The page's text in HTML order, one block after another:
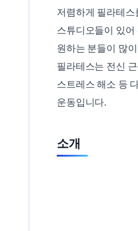
저렴하게 필라테스
스튜디오들이 있어
원하는 분들이 많
필라테스는 전신
스트레스 해소 등
운동입니다.
소개